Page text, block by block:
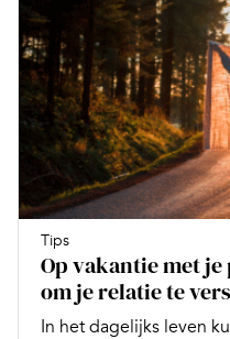
Tips
Op vakantie met
om je relatie te
In het dagelijks leven